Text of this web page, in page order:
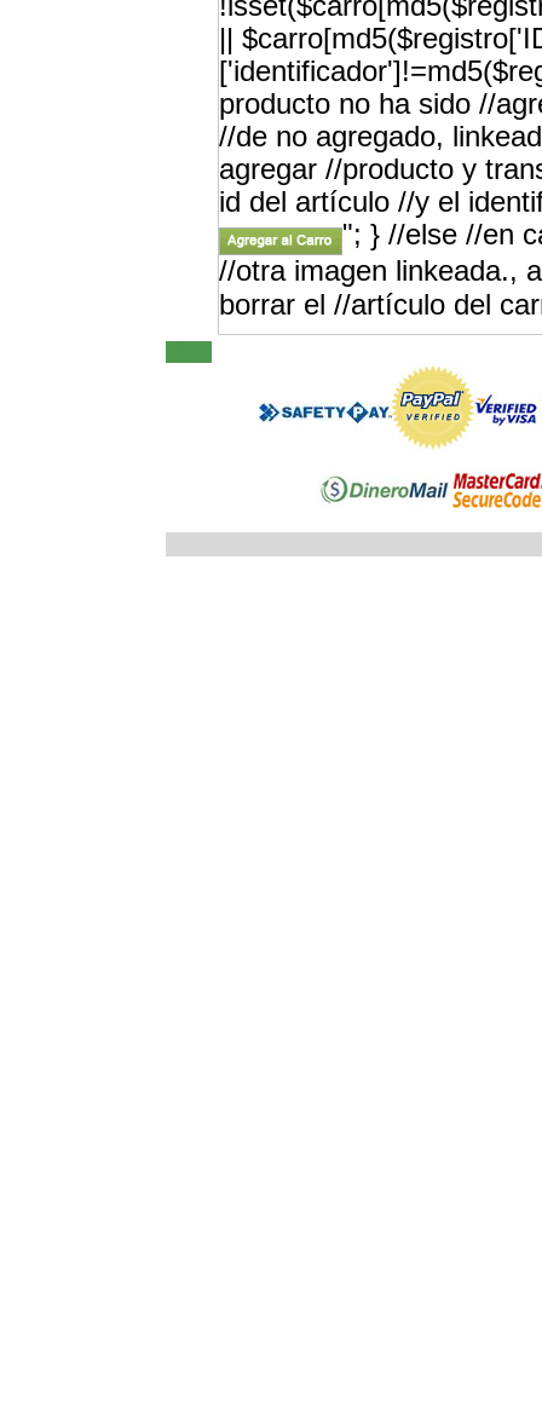
||
producto no ha sido //
//de no agregado,
agregar //producto y
id del artículo //y el
"; } //else //en
//otra imagen linkeada.,
borrar el //artículo del